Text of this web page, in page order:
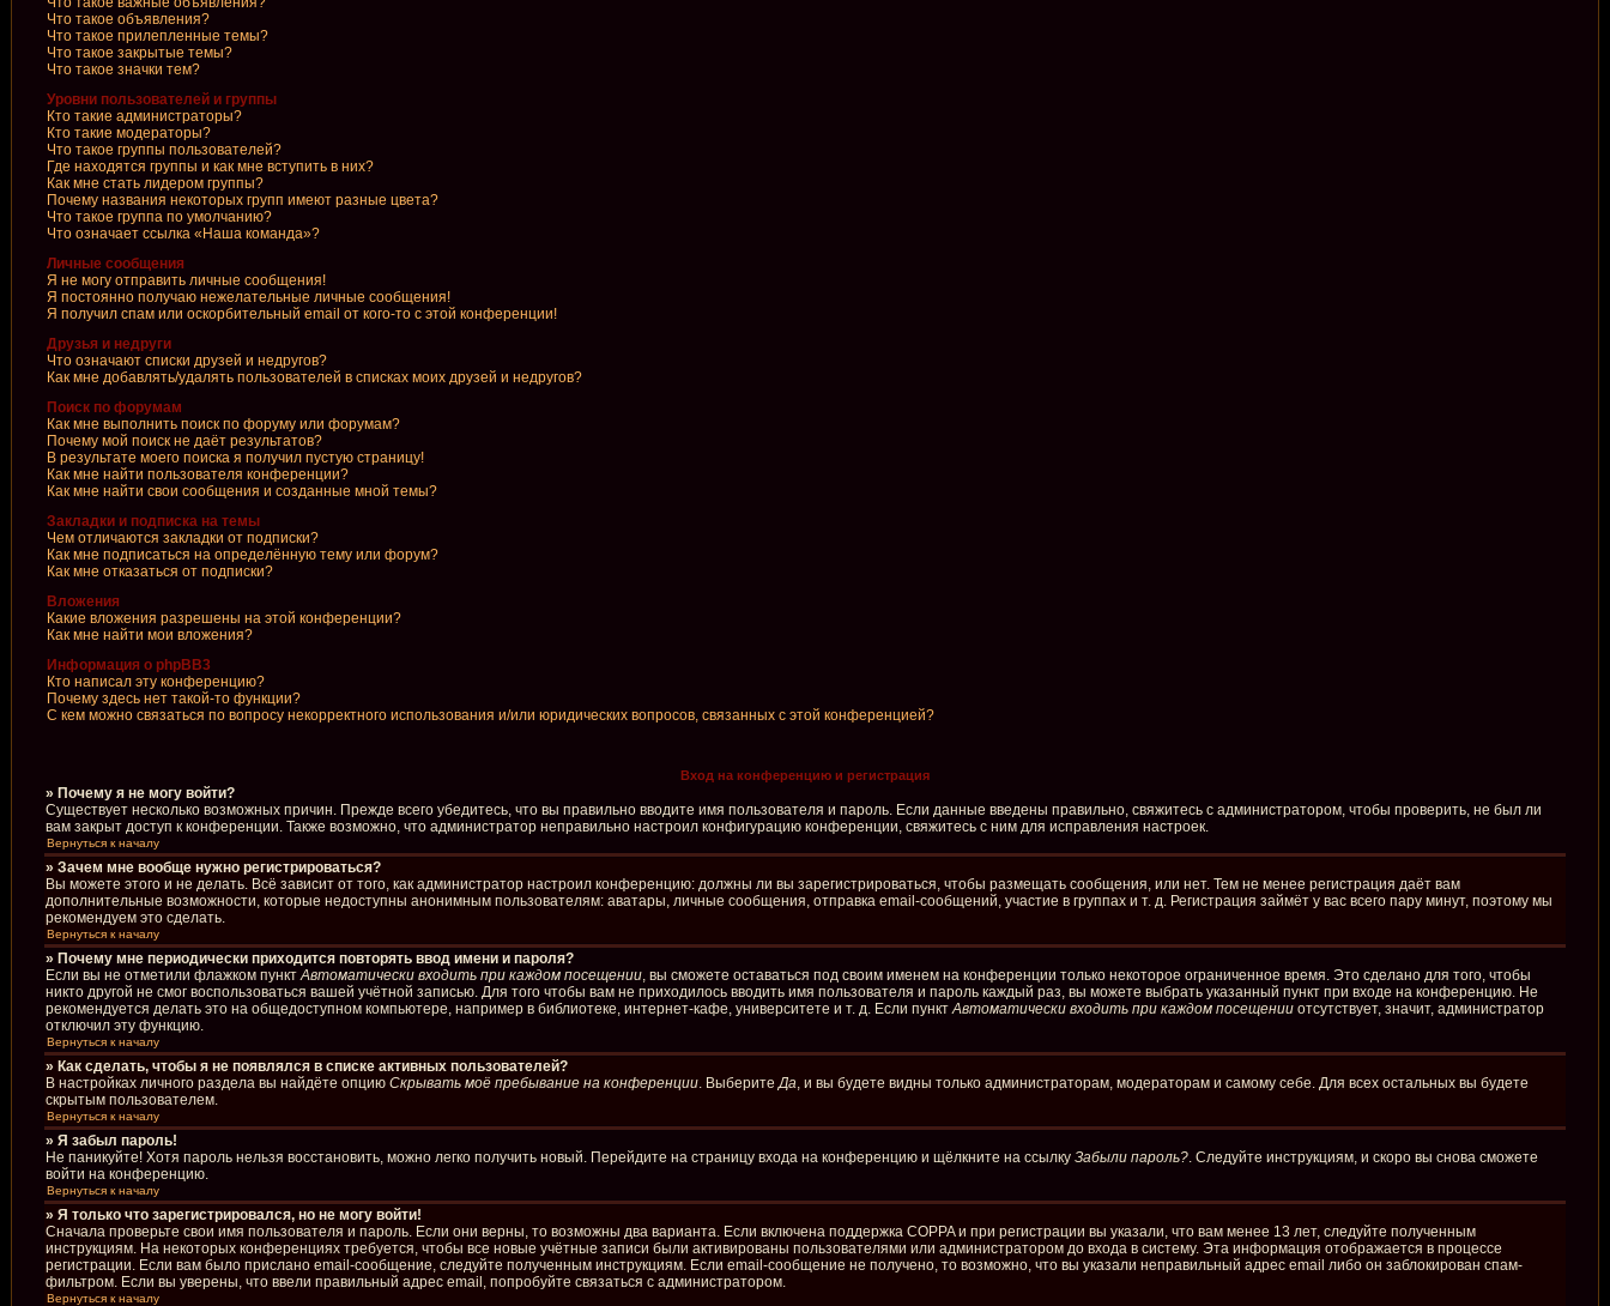
Что такое объявления?
Что такое прилепленные темы?
Что такое закрытые темы?
Что такое значки тем?
Уровни пользователей и группы
Кто такие администраторы?
Кто такие модераторы?
Что такое группы пользователей?
Где находятся группы и как мне вступить в них?
Как мне стать лидером группы?
Почему названия некоторых групп имеют разные цвета?
Что такое группа по умолчанию?
Что означает ссылка «Наша команда»?
Личные сообщения
Я не могу отправить личные сообщения!
Я постоянно получаю нежелательные личные сообщения!
Я получил спам или оскорбительный email от кого-то с этой конференции!
Друзья и недруги
Что означают списки друзей и недругов?
Как мне добавлять/удалять пользователей в списках моих друзей и недругов?
Поиск по форумам
Как мне выполнить поиск по форуму или форумам?
Почему мой поиск не даёт результатов?
В результате моего поиска я получил пустую страницу!
Как мне найти пользователя конференции?
Как мне найти свои сообщения и созданные мной темы?
Закладки и подписка на темы
Чем отличаются закладки от подписки?
Как мне подписаться на определённую тему или форум?
Как мне отказаться от подписки?
Вложения
Какие вложения разрешены на этой конференции?
Как мне найти мои вложения?
Информация о phpBB3
Кто написал эту конференцию?
Почему здесь нет такой-то функции?
С кем можно связаться по вопросу некорректного использования и/или юридических вопросов, связанных с этой конференцией?
Вход на конференцию и регистрация
» Почему я не могу войти?
Существует несколько возможных причин. Прежде всего убедитесь, что вы правильно вводите имя пользователя и пароль. Если данные введены правильно, свяжитесь с администратором, чтобы проверить, не был ли
вам закрыт доступ к конференции. Также возможно, что администратор неправильно настроил конфигурацию конференции, свяжитесь с ним для исправления настроек.
Вернуться к началу
» Зачем мне вообще нужно регистрироваться?
Вы можете этого и не делать. Всё зависит от того, как администратор настроил конференцию: должны ли вы зарегистрироваться, чтобы размещать сообщения, или нет. Тем не менее регистрация даёт вам
дополнительные возможности, которые недоступны анонимным пользователям: аватары, личные сообщения, отправка email-сообщений, участие в группах и т. д. Регистрация займёт у вас всего пару минут, поэтому мы
рекомендуем это сделать.
Вернуться к началу
» Почему мне периодически приходится повторять ввод имени и пароля?
Если вы не отметили флажком пунктАвтоматически входить при каждом посещении, вы сможете оставаться под своим именем на конференции только некоторое ограниченное время. Это сделано для того, чтобы
никто другой не смог воспользоваться вашей учётной записью. Для того чтобы вам не приходилось вводить имя пользователя и пароль каждый раз, вы можете выбрать указанный пункт при входе на конференцию. Не
рекомендуется делать это на общедоступном компьютере, например в библиотеке, интернет-кафе, университете и т. д. Если пунктАвтоматически входить при каждом посещении отсутствует, значит, администратор
отключил эту функцию.
Вернуться к началу
» Как сделать, чтобы я не появлялся в списке активных пользователей?
В настройках личного раздела вы найдёте опцию Скрывать моё пребывание на конференции. ВыберитеДа, и вы будете видны только администраторам, модераторам и самому себе. Для всех остальных вы будете
скрытым пользователем.
Вернуться к началу
» Я забыл пароль!
Не паникуйте! Хотя пароль нельзя восстановить, можно легко получить новый. Перейдите на страницу входа на конференцию и щёлкните на ссылку Забыли пароль?. Следуйте инструкциям, и скоро вы снова сможете
войти на конференцию.
Вернуться к началу
» Я только что зарегистрировался, но не могу войти!
Сначала проверьте свои имя пользователя и пароль. Если они верны, то возможны два варианта. Если включена поддержка COPPA и при регистрации вы указали, что вам менее 13 лет, следуйте полученным
инструкциям. На некоторых конференциях требуется, чтобы все новые учётные записи были активированы пользователями или администратором до входа в систему. Эта информация отображается в процессе
регистрации. Если вам было прислано email-сообщение, следуйте полученным инструкциям. Если email-сообщение не получено, то возможно, что вы указали неправильный адрес email либо он заблокирован спам-
фильтром. Если вы уверены, что ввели правильный адрес email, попробуйте связаться с администратором.
Вернуться к началу